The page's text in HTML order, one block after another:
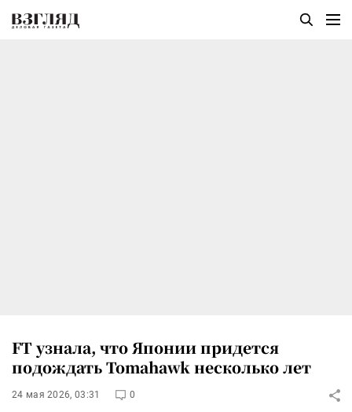
FT узнала, что Японии придется
подождать Tomahawk несколько лет
24 мая 2026, 03:31 0